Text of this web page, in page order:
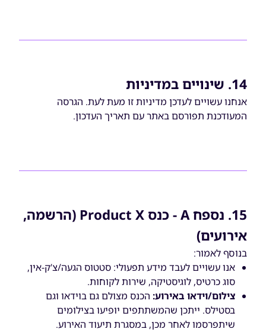
14. שינויים במדיניות
אנחנו עשויים לעדכן מדיניות זו מעת לעת. הגרסה
המעודכנת תפורסם באתר עם תאריך העדכון.
15. נספח A - כנס Product X (הרשמה,
אירועים)
בנוסף לאמור:
אנו עשויים לעבד מידע תפעולי: סטטוס הגעה/צ’ק-אין,
סוג כרטיס, לוגיסטיקה, שירות לקוחות.
צילום/וידאו באירוע: הכנס מצולם גם בוידאו וגם
בסטילס. ייתכן שהמשתתפים יופיעו בצילומים
שיתפרסמו לאחר מכן, במסגרת תיעוד האירוע.